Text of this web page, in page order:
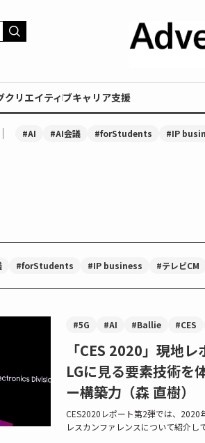
クリエイティブキャリア支援
｜ #AI #AI会議 #forStudents #IP
#forStudents #IP business #テレビCM
#5G #AI #Ballie #CES
「CES 2020」現地
LGに見る要素技術を
ー構築力（森 直樹）
CES2020レポート第2弾では、2020
レスカンファレンスについて紹介し